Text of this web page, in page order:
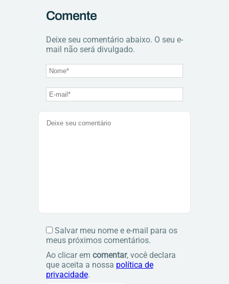
Comente
Deixe seu comentário abaixo. O seu e-
mail não será divulgado.
Salvar meu nome e e-mail para os
meus próximos comentários.
Ao clicar em comentar, você declara
que aceita a nossa política de
privacidade.